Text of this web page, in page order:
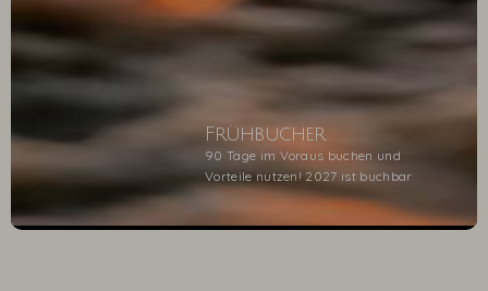
Frühbucher
90 Tage im Voraus buchen und
Vorteile nutzen! 2027 ist buchbar